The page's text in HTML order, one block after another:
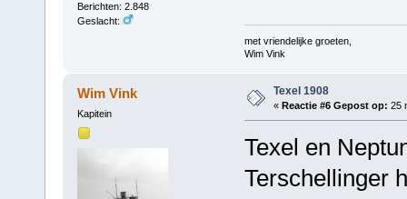
Berichten: 2.848
Geslacht:
met vriendelijke groeten,
Wim Vink
Wim Vink
Kapitein
Texel 1908
« Reactie #6 Gepost op: 25
Texel en
Terschellinger